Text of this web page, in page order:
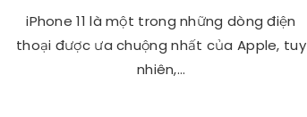
iPhone 11 là một trong những dòng điện
thoại được ưa chuộng nhất của Apple, tuy
nhiên,…